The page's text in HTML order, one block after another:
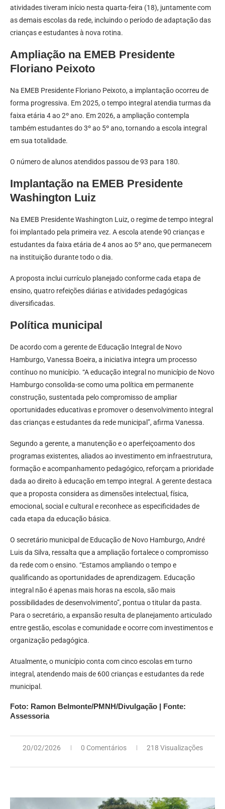
atividades tiveram início nesta quarta-feira (18), juntamente com
as demais escolas da rede, incluindo o período de adaptação das
crianças e estudantes à nova rotina.
Ampliação na EMEB Presidente
Floriano Peixoto
Na EMEB Presidente Floriano Peixoto, a implantação ocorreu de
forma progressiva. Em 2025, o tempo integral atendia turmas da
faixa etária 4 ao 2º ano. Em 2026, a ampliação contempla
também estudantes do 3º ao 5º ano, tornando a escola integral
em sua totalidade.
O número de alunos atendidos passou de 93 para 180.
Implantação na EMEB Presidente
Washington Luiz
Na EMEB Presidente Washington Luiz, o regime de tempo integral
foi implantado pela primeira vez. A escola atende 90 crianças e
estudantes da faixa etária de 4 anos ao 5º ano, que permanecem
na instituição durante todo o dia.
A proposta inclui currículo planejado conforme cada etapa de
ensino, quatro refeições diárias e atividades pedagógicas
diversificadas.
Política municipal
De acordo com a gerente de Educação Integral de Novo
Hamburgo, Vanessa Boeira, a iniciativa integra um processo
contínuo no município. “A educação integral no município de Novo
Hamburgo consolida-se como uma política em permanente
construção, sustentada pelo compromisso de ampliar
oportunidades educativas e promover o desenvolvimento integral
das crianças e estudantes da rede municipal”, afirma Vanessa.
Segundo a gerente, a manutenção e o aperfeiçoamento dos
programas existentes, aliados ao investimento em infraestrutura,
formação e acompanhamento pedagógico, reforçam a prioridade
dada ao direito à educação em tempo integral. A gerente destaca
que a proposta considera as dimensões intelectual, física,
emocional, social e cultural e reconhece as especificidades de
cada etapa da educação básica.
O secretário municipal de Educação de Novo Hamburgo, André
Luis da Silva, ressalta que a ampliação fortalece o compromisso
da rede com o ensino. “Estamos ampliando o tempo e
qualificando as oportunidades de aprendizagem. Educação
integral não é apenas mais horas na escola, são mais
possibilidades de desenvolvimento”, pontua o titular da pasta.
Para o secretário, a expansão resulta de planejamento articulado
entre gestão, escolas e comunidade e ocorre com investimentos e
organização pedagógica.
Atualmente, o município conta com cinco escolas em turno
integral, atendendo mais de 600 crianças e estudantes da rede
municipal.
Foto: Ramon Belmonte/PMNH/Divulgação | Fonte:
Assessoria
20/02/2026 0 Comentários 218 Visualizações